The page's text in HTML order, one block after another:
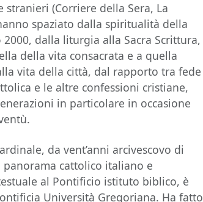
(Corriere della Sera, La
spaziato dalla spiritualità della
dalla liturgia alla Sacra Scrittura,
della vita consacrata e a quella
vita della città, dal rapporto tra fede
e le altre confessioni cristiane,
in particolare in occasione
da vent’anni arcivescovo di
cattolico italiano e
al Pontificio istituto biblico, è
Università Gregoriana. Ha fatto